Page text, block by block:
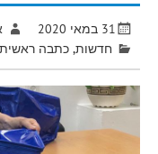
31 במאי 2020
חדשות,כתבה ראשית